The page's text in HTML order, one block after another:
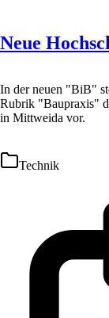
Neue
In der neuen "BiB"
Rubrik "Baupraxis"
in Mittweida vor.
Technik